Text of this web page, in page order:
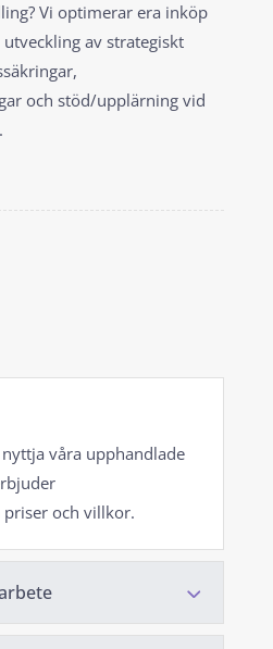
Vi optimerar era inköp
av strategiskt
och stöd/upplärning vid
våra upphandlade
och villkor.